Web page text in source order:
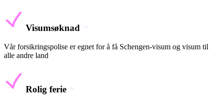
Visumsøknad
Vår forsikringspolise er egnet for å få Schengen-visum og visum til
alle andre land
Rolig ferie